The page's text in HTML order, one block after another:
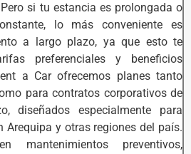
si tu estancia es prolongada o
lo más conveniente es
a largo plazo, ya que esto te
preferenciales y beneficios
a Car ofrecemos planes tanto
para contratos corporativos de
diseñados especialmente para
Arequipa y otras regiones del país.
mantenimientos preventivos,